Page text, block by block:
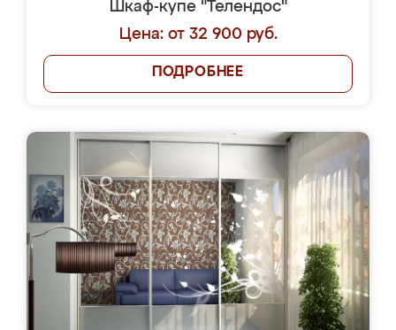
Шкаф-купе "Телендос"
Цена: от 32 900 руб.
ПОДРОБНЕЕ